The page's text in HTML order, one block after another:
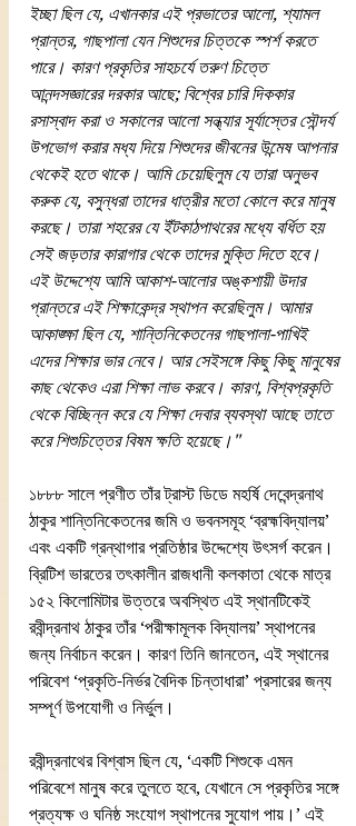
ইচ্ছা ছিল যে, এখানকার এই প্রভাতের আলো, শ্যামল
প্রান্তর, গাছপালা যেন শিশুদের চিত্তকে স্পর্শ করতে
পারে। কারণ প্রকৃতির সাহচর্যে তরুণ চিত্তে
আনন্দসজ্ঞারের দরকার আছে; বিশ্বের চারি দিককার
রসাস্বাদ করা ও সকালের আলো সন্ধ্যার সূর্যাস্তের সৌন্দর্য
উপভোগ করার মধ্য দিয়ে শিশুদের জীবনের উন্মেষ আপনার
থেকেই হতে থাকে। আমি চেয়েছিলুম যে তারা অনুভব
করুক যে, বসুন্ধরা তাদের ধাত্রীর মতো কোলে করে মানুষ
করছে। তারা শহরের যে ইঁটকাঠপাথরের মধ্যে বর্ধিত হয়
সেই জড়তার কারাগার থেকে তাদের মুক্তি দিতে হবে।
এই উদ্দেশ্যে আমি আকাশ-আলোর অঙ্কশায়ী উদার
প্রান্তরে এই শিক্ষাকেন্দ্র স্থাপন করেছিলুম। আমার
আকাঙ্ক্ষা ছিল যে, শান্তিনিকেতনের গাছপালা-পাখিই
এদের শিক্ষার ভার নেবে। আর সেইসঙ্গে কিছু কিছু মানুষের
কাছ থেকেও এরা শিক্ষা লাভ করবে। কারণ, বিশ্বপ্রকৃতি
থেকে বিচ্ছিন্ন করে যে শিক্ষা দেবার ব্যবস্থা আছে তাতে
করে শিশুচিত্তের বিষম ক্ষতি হয়েছে।"
১৮৮৮ সালে প্রণীত তাঁর ট্রাস্ট ডিডে মহর্ষি দেবেন্দ্রনাথ
ঠাকুর শান্তিনিকেতনের জমি ও ভবনসমূহ ‘ব্রহ্মবিদ্যালয়’
এবং একটি গ্রন্থাগার প্রতিষ্ঠার উদ্দেশ্যে উৎসর্গ করেন।
ব্রিটিশ ভারতের তৎকালীন রাজধানী কলকাতা থেকে মাত্র
১৫২ কিলোমিটার উত্তরে অবস্থিত এই স্থানটিকেই
রবীন্দ্রনাথ ঠাকুর তাঁর ‘পরীক্ষামূলক বিদ্যালয়’ স্থাপনের
জন্য নির্বাচন করেন। কারণ তিনি জানতেন, এই স্থানের
পরিবেশ ‘প্রকৃতি-নির্ভর বৈদিক চিন্তাধারা’ প্রসারের জন্য
সম্পূর্ণ উপযোগী ও নির্ভুল।
রবীন্দ্রনাথের বিশ্বাস ছিল যে, ‘একটি শিশুকে এমন
পরিবেশে মানুষ করে তুলতে হবে, যেখানে সে প্রকৃতির সঙ্গে
প্রত্যক্ষ ও ঘনিষ্ঠ সংযোগ স্থাপনের সুযোগ পায়।’ এই